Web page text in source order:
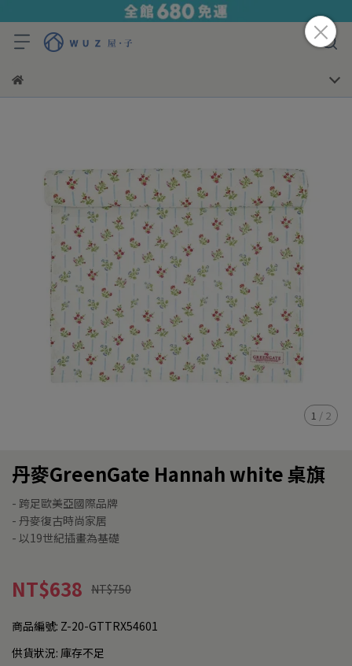
1 / 2
丹麥GreenGate Hannah white 桌旗
- 跨足歐美亞國際品牌
- 丹麥復古時尚家居
- 以19世紀插畫為基礎
NT$638 NT$750
商品編號: Z-20-GTTRX54601
供貨狀況: 庫存不足